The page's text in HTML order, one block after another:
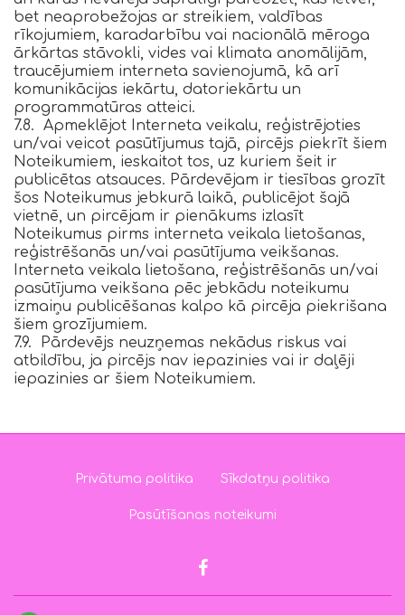
bet neaprobežojas ar streikiem, valdības
rīkojumiem, karadarbību vai nacionālā mēroga
ārkārtas stāvokli, vides vai klimata anomālijām,
traucējumiem interneta savienojumā, kā arī
komunikācijas iekārtu, datoriekārtu un
programmatūras atteici.
7.8. Apmeklējot Interneta veikalu, reģistrējoties
un/vai veicot pasūtījumus tajā, pircējs piekrīt šiem
Noteikumiem, ieskaitot tos, uz kuriem šeit ir
publicētas atsauces. Pārdevējam ir tiesības grozīt
šos Noteikumus jebkurā laikā, publicējot šajā
vietnē, un pircējam ir pienākums izlasīt
Noteikumus pirms interneta veikala lietošanas,
reģistrēšanās un/vai pasūtījuma veikšanas.
Interneta veikala lietošana, reģistrēšanās un/vai
pasūtījuma veikšana pēc jebkādu noteikumu
izmaiņu publicēšanas kalpo kā pircēja piekrišana
šiem grozījumiem.
7.9. Pārdevējs neuzņemas nekādus riskus vai
atbildību, ja pircējs nav iepazinies vai ir daļēji
iepazinies ar šiem Noteikumiem.
Privātuma politika Sīkdatņu politika
Pasūtīšanas noteikumi